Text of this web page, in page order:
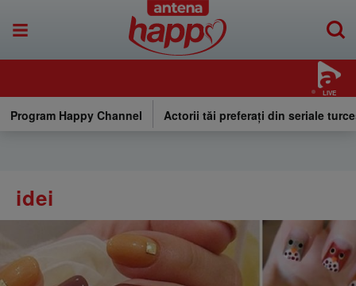
LIVE
Program Happy Channel Actorii tăi preferați din seriale
idei